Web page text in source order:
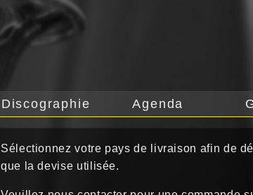
Discographie Agenda
Sélectionnez votre pays de livraison afin de
que la devise utilisée.